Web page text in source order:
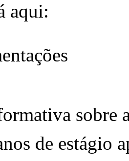
aqui:
sobre
de estágio